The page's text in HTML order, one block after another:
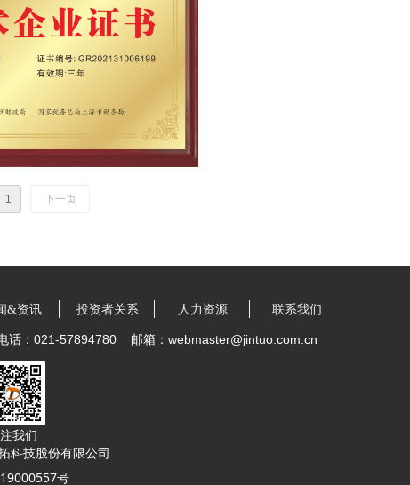
1 下一页
&资讯 投资者关系 人力资源 联系我们
话：021-57894780 邮箱：webmaster@jintuo.com.cn
我们
科技股份有限公司
号